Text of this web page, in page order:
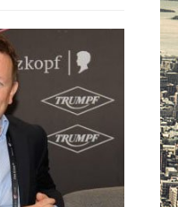
Güney Azərbaycan
Mədəniyyət
Müsahibə
İdman